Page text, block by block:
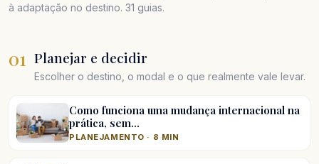
à adaptação no destino. 31 guias.
01 Planejar e decidir
Escolher o destino, o modal e o que realmente vale levar.
Como funciona uma mudança internacional na
prática, sem…
PLANEJAMENTO · 8 MIN